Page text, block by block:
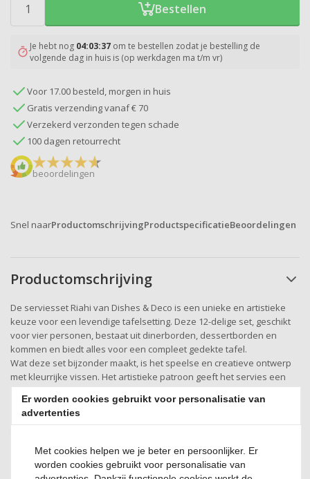
Bestellen
Je hebt nog 04:03:36 om te bestellen zodat je bestelling de
volgende dag in huis is (op werkdagen ma t/m vr)
Voor 17.00 besteld, morgen in huis
Gratis verzending vanaf € 70
Verzekerd verzonden tegen schade
100 dagen retourrecht
beoordelingen
Snel naarProductomschrijvingProductspecificatieBeoordelingen
Productomschrijving
De serviesset Riahi van Dishes & Deco is een unieke en artistieke
keuze voor een levendige tafelsetting. Deze 12-delige set, geschikt
voor vier personen, bestaat uit dinerborden, dessertborden en
kommen en biedt alles voor een compleet gedekte tafel.
Wat deze set bijzonder maakt, is het speelse en creatieve ontwerp
met kleurrijke vissen. Het artistieke patroon geeft het servies een
blikvanger is. De levendige kleuren en het unieke dessin zorgen
voor een vrolijke en sfeervolle presentatie, zonder dat extra
Gemaakt van stevig aardewerk combineert deze serviesset een
robuuste kwaliteit met een ambachtelijke uitstraling. Hierdoor is het
servies niet alleen mooi, maar ook geschikt voor dagelijks gebruik.
Er worden cookies gebruikt voor personalisatie van
advertenties
Met cookies helpen we je beter en persoonlijker. Er
worden cookies gebruikt voor personalisatie van